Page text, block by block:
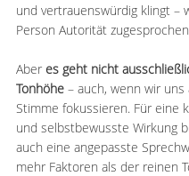
und vertrauenswürdig klingt –
Person Autorität
Aber es geht nicht
Tonhöhe – auch, wenn wir uns
Stimme fokussieren. Für eine
und selbstbewusste Wirkung
auch eine angepasste
mehr Faktoren als der reinen